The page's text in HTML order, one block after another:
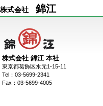
株式会社 錦江
株式会社 錦江 本社
東京都葛飾区水元1-15-11
Tel：03-5699-2341
Fax：03-5699-4005